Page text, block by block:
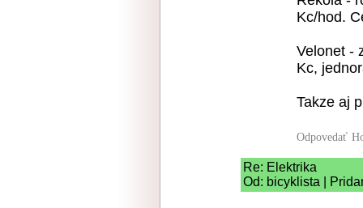
Kc/hod.
Velonet -
Kc,
Takze aj
Odpovedať
Re: Elektrika
Od: bicyklista |